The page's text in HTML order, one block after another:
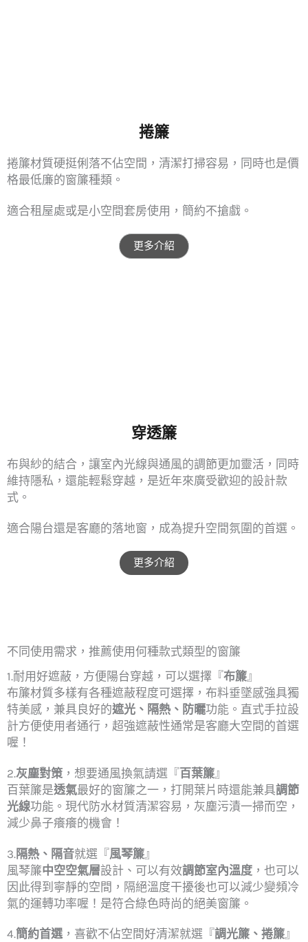
捲簾
捲簾材質硬挺俐落不佔空間，清潔打掃容易，同時也是價
格最低廉的窗簾種類。
適合租屋處或是小空間套房使用，簡約不搶戲。
更多介紹
穿透簾
布與紗的結合，讓室內光線與通風的調節更加靈活，同時
維持隱私，還能輕鬆穿越，是近年來廣受歡迎的設計款
式。
適合陽台還是客廳的落地窗，成為提升空間氛圍的首選。
更多介紹
不同使用需求，推薦使用何種款式類型的窗簾
1.耐用好遮蔽，方便陽台穿越，可以選擇『布簾 』
布簾材質多樣有各種遮蔽程度可選擇，布料垂墜感強具獨
特美感，兼具良好的遮光、隔熱、防曬功能。直式手拉設
計方便使用者通行，超強遮蔽性通常是客廳大空間的首選
喔！
2.灰塵對策 ，想要通風換氣請選『百葉簾 』
百葉簾是透氣最好的窗簾之一，打開葉片時還能兼具調節
光線功能。現代防水材質清潔容易，灰塵污漬一掃而空，
減少鼻子癢癢的機會！
3.隔熱、隔音就選『風琴簾 』
風琴簾中空空氣層設計、可以有效調節室內溫度 ，也可以
因此得到寧靜的空間，隔絕溫度干擾後也可以減少變頻冷
氣的運轉功率喔！是符合綠色時尚的絕美窗簾。
4.簡約首選，喜歡不佔空間好清潔就選『調光簾、捲簾』